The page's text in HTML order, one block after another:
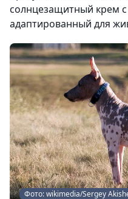
солнцезащитный крем с
адаптированный для
Фото: wikimedia/Sergey